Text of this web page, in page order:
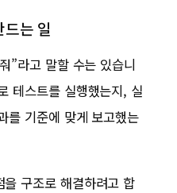
는 일
”라고 말할 수는 있습니
테스트를 실행했는지, 실
를 기준에 맞게 보고했는
구조로 해결하려고 합